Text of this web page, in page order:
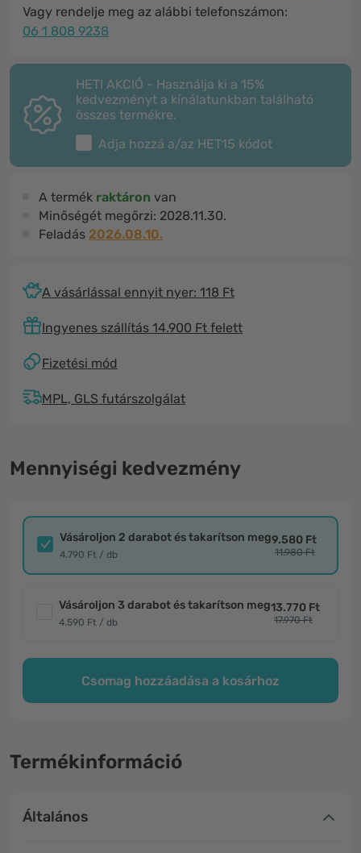
Vagy rendelje meg az alábbi telefonszámon:
06 1 808 9238
HETI AKCIÓ - Használja ki a 15%
kedvezményt a kínálatunkban található
összes termékre.
Adja hozzá a/az HET15 kódot
A termék raktáron van
Minőségét megőrzi: 2028.11.30.
Feladás 2026.08.10.
A vásárlással ennyit nyer: 118 Ft
Ingyenes szállítás 14.900 Ft felett
Fizetési mód
MPL, GLS futárszolgálat
Mennyiségi kedvezmény
Vásároljon 2 darabot és takarítson meg
4.790 Ft / db
9.580 Ft
11.980 Ft
Vásároljon 3 darabot és takarítson meg
4.590 Ft / db
13.770 Ft
17.970 Ft
Csomag hozzáadása a kosárhoz
Termékinformáció
Általános